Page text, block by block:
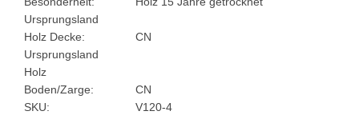
Ursprungsland
Holz Decke:
CN
Ursprungsland
Holz
Boden/Zarge:
CN
SKU:
V120-4